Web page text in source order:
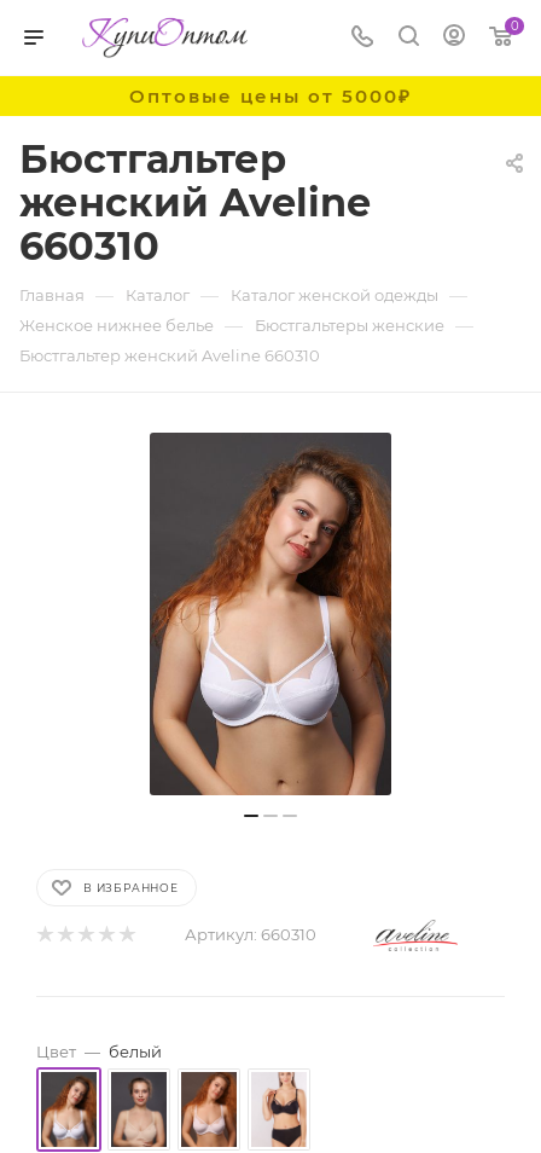
0
Оптовые цены от 5000₽
Бюстгальтер
женский Aveline
660310
Главная — Каталог — Каталог женской одежды —
Женское нижнее белье — Бюстгальтеры женские —
Бюстгальтер женский Aveline 660310
В ИЗБРАННОЕ
Артикул: 660310
Цвет — белый